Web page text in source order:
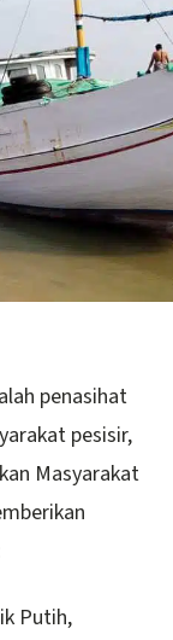
penasihat
pesisir,
Masyarakat
Putih,